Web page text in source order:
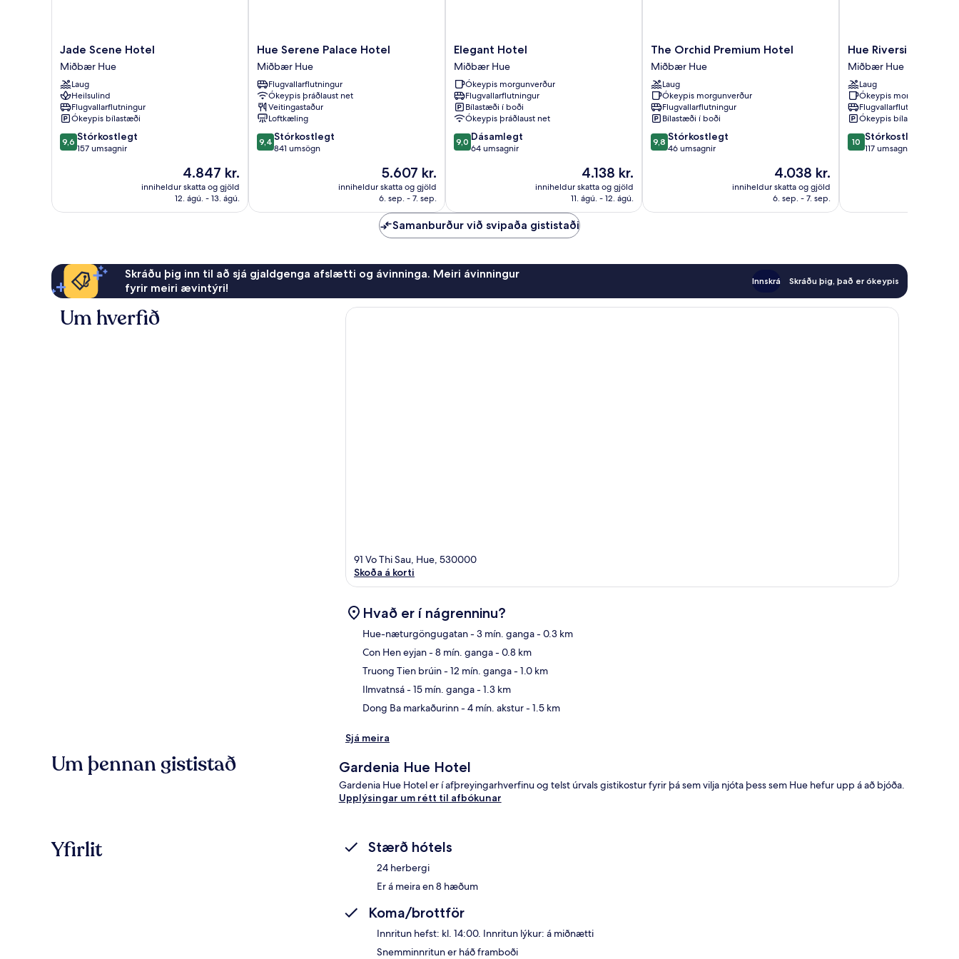
Jade
Scene
Hotel
Miðbær
Hue
Jade Scene Hotel
Miðbær Hue
Laug
Heilsulind
Flugvallarflutningur
Ókeypis bílastæði
9.6
af
9,6 Stórkostlegt
157 umsagnir
Verðið
er
4.847 kr.
4.847 kr.
inniheldur skatta og gjöld
12. ágú. - 13. ágú.
Hue
Serene
Palace
Hotel
Miðbær
Hue
Hue Serene Palace Hotel
Miðbær Hue
Flugvallarflutningur
Ókeypis þráðlaust net
Veitingastaður
Loftkæling
9.4
af
9,4 Stórkostlegt
841 umsögn
Verðið
er
5.607 kr.
5.607 kr.
inniheldur skatta og gjöld
6. sep. - 7. sep.
Elegant
Hotel
Miðbær
Hue
Elegant Hotel
Miðbær Hue
Ókeypis morgunverður
Flugvallarflutningur
Bílastæði í boði
Ókeypis þráðlaust net
9.0
af
9,0 Dásamlegt
64 umsagnir
Verðið
er
4.138 kr.
4.138 kr.
inniheldur skatta og gjöld
11. ágú. - 12. ágú.
The
Orchid
Premium
Hotel
Miðbær
Hue
The Orchid Premium Hotel
Miðbær Hue
Laug
Ókeypis morgunverður
Flugvallarflutningur
Bílastæði í boði
9.8
af
9,8 Stórkostlegt
46 umsagnir
Verðið
er
4.038 kr.
4.038 kr.
inniheldur skatta og gjöld
6. sep. - 7. sep.
Hue
Riverside
Villa
Miðbær
Hue
Hue Riverside Villa
Miðbær Hue
Laug
Ókeypis morgunverður
Flugvallarflutningur
Ókeypis bílastæði
10.0
af
10 Stórkostlegt
117 umsagnir
Samanburður við svipaða gististaði
Skráðu þig inn til að sjá gjaldgenga afslætti og ávinninga. Meiri ávinningur
fyrir meiri ævintýri!
Innskrá Skráðu þig, það er ókeypis
Um hverfið
91 Vo Thi Sau, Hue, 530000
Skoða á korti
Hvað er í nágrenninu?
Hue-næturgöngugatan- 3 mín. ganga- 0.3 km
Con Hen eyjan- 8 mín. ganga- 0.8 km
Truong Tien brúin- 12 mín. ganga- 1.0 km
Ilmvatnsá- 15 mín. ganga- 1.3 km
Dong Ba markaðurinn- 4 mín. akstur- 1.5 km
Sjá meira
Um þennan gististað Gardenia Hue Hotel
Gardenia Hue Hotel er í afþreyingarhverfinu og telst úrvals gistikostur fyrir þá sem vilja njóta þess sem Hue hefur upp á að bjóða.
Upplýsingar um rétt til afbókunar
Yfirlit Stærð hótels
24 herbergi
Er á meira en 8 hæðum
Koma/brottför
Innritun hefst: kl. 14:00. Innritun lýkur: á miðnætti
Snemminnritun er háð framboði